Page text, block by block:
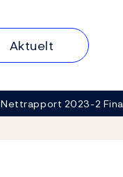
Aktuelt
Nettrapport 2023-2